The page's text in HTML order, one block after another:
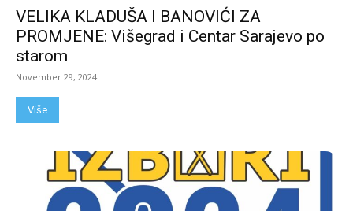
VELIKA KLADUŠA I BANOVIĆI ZA
PROMJENE: Višegrad i Centar Sarajevo po
starom
November 29, 2024
Više